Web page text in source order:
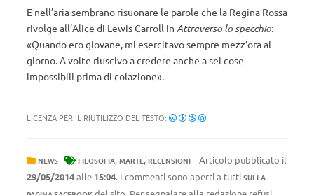
E nell’aria sembrano risuonare le parole che la Regina Rossa
rivolge all’Alice di Lewis Carroll in Attraverso lo specchio:
«Quando ero giovane, mi esercitavo sempre mezz’ora al
giorno. A volte riuscivo a credere anche a sei cose
impossibili prima di colazione».
LICENZA PER IL RIUTILIZZO DEL TESTO:
NEWS FILOSOFIA, MARTE, RECENSIONI
Articolo pubblicato il
29/05/2014alle 15:04. I commenti sono aperti a tutti SULLA